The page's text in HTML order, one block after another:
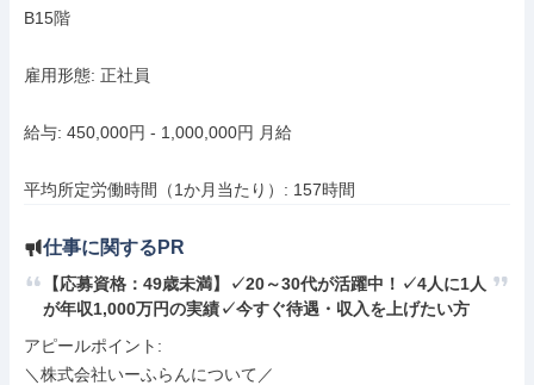
B15階
雇用形態: 正社員
給与: 450,000円 - 1,000,000円 月給
平均所定労働時間（1か月当たり）: 157時間
仕事に関するPR
【応募資格：49歳未満】✓20～30代が活躍中！✓4人に1人
が年収1,000万円の実績✓今すぐ待遇・収入を上げたい方
アピールポイント:
＼株式会社いーふらんについて／